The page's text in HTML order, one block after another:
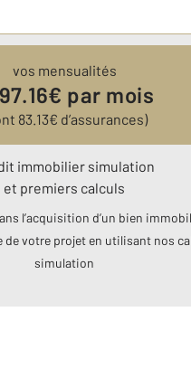
vos mensualités
€ par mois
83.13€ d’assurances)
immobilier simulation
et premiers calculs
l’acquisition d’un bien
votre projet en utilisant nos
simulation